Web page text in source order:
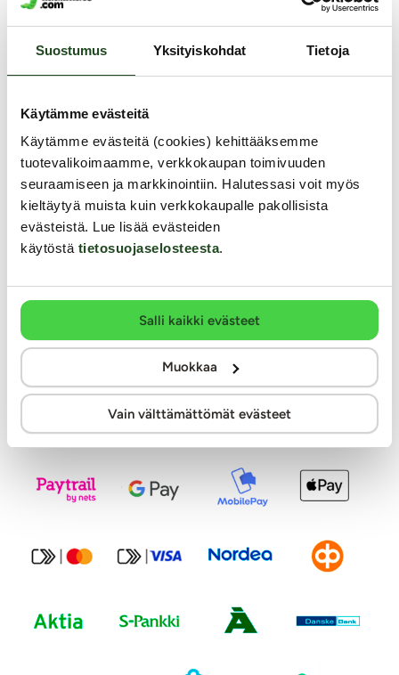
Suostumus Yksityiskohdat Tietoja
Käytämme evästeitä
Käytämme evästeitä (cookies) kehittääksemme
tuotevalikoimaamme, verkkokaupan toimivuuden
seuraamiseen ja markkinointiin. Halutessasi voit myös
kieltäytyä muista kuin verkkokaupalle pakollisista
evästeistä. Lue lisää evästeiden
käytöstä tietosuojaselosteesta.
Salli kaikki evästeet
Muokkaa
Vain välttämättömät evästeet
Laaja ja monipuolinen valikoima eroottisia tuotteita
Arkisin ennen klo 14 tehdyt tilaukset lähetetään vielä samana
Ilmainen toimitus yli 60€ tilauksiin
Paljon joustavia toimitustapoja alk. 0 €
Laaja valikoima helppoja maksutapoja
Asiantunteva henkilökunta
Ystävällinen ja auttava asiakaspalvelu
100% kotimainen verkkokauppa
Tilaa uutiskirje
Modernit maksutavat